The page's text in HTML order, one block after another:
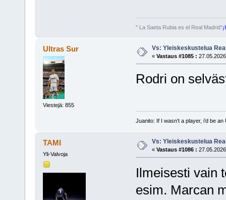
" La Saeta Rubia es el Real Madrid"
Ultras Sur
Viestejä: 855
Vs: Yleiskeskustelua
« Vastaus #1085 :
Rodri on
Juanito: If I wasn’t a player, i’d be an
TAMI
Yli-Valvoja
Vs: Yleiskeskustelua
« Vastaus #1086 :
Ilmeisesti vain
esim. Marcan